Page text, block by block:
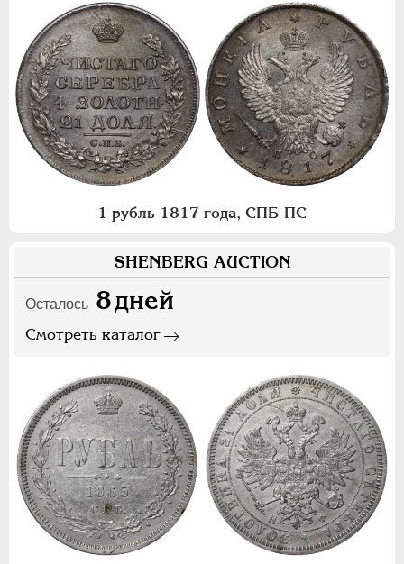
1 рубль 1817 года, СПБ-ПС
SHENBERG AUCTION
Осталось 8дней
Смотреть каталог